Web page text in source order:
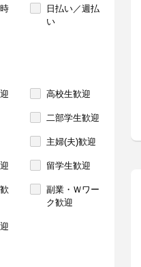
日払い／週払
い
高校生歓迎
二部学生歓迎
主婦(夫)歓迎
留学生歓迎
副業・Ｗワー
ク歓迎